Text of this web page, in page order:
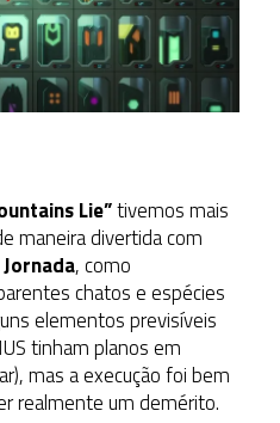
Lie”tivemos mais
maneira divertida com
Jornada, como
chatos e espécies
elementos previsíveis
tinham planos em
mas a execução foi bem
realmente um demérito.